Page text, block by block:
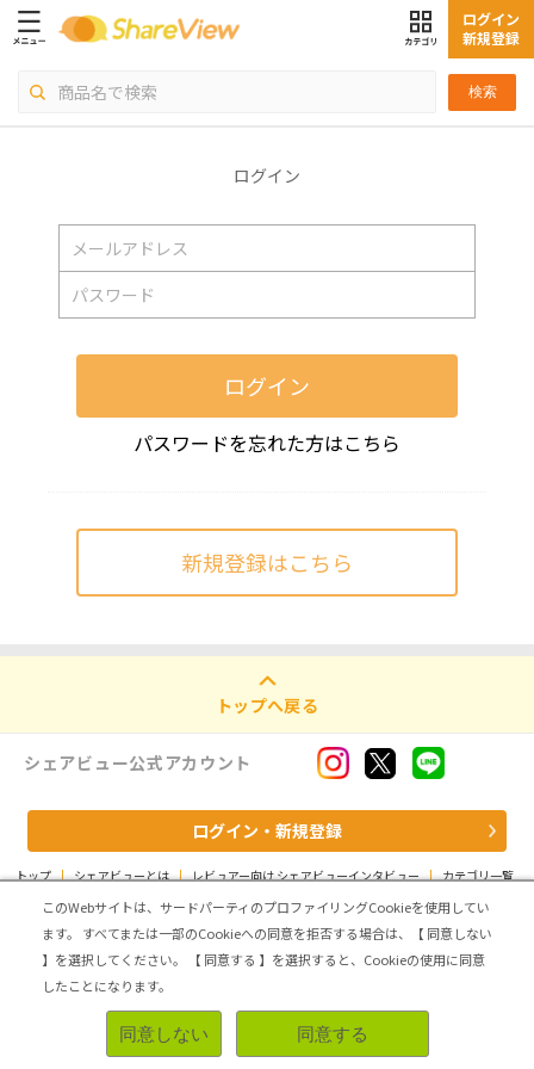
検索
ログイン
新規登録
ログイン
ログイン
パスワードを忘れた方はこちら
新規登録はこちら
トップへ戻る
シェアビュー公式アカウント
ログイン・新規登録
トップ | シェアビューとは | レビュアー向け シェアビューインタビュー | カテゴリ一覧
運営会社 | 個人情報の取扱いについて | 利用規約 サイトマップ
Copyright (C) ASMARQ Co.,Ltd. All Rights Reserved.
このWebサイトは、サードパーティのプロファイリングCookieを使用してい
ます。
すべてまたは一部のCookieへの同意を拒否する場合は、【 同意しない
】を選択してください。
【 同意する 】を選択すると、Cookieの使用に同意
したことになります。
同意しない 同意する